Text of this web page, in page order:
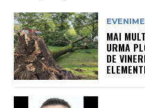
MAI
URMA
DE